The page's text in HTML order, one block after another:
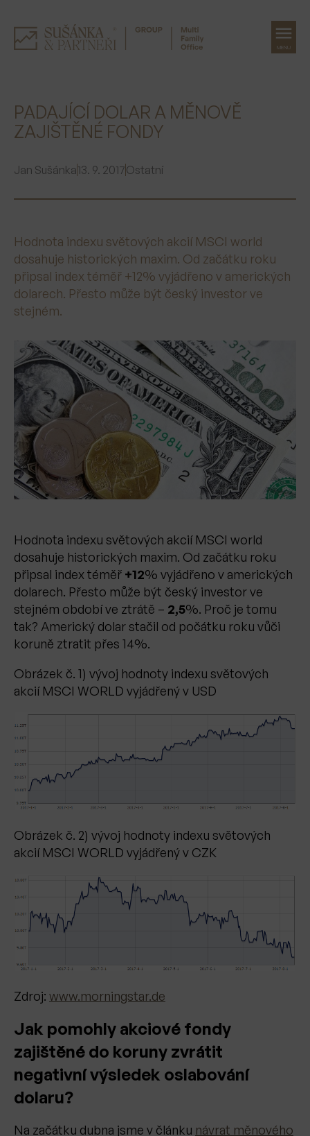
obsah
MENU
PADAJÍCÍ DOLAR A MĚNOVĚ
ZAJIŠTĚNÉ FONDY
Jan Sušánka13. 9. 2017Ostatní
Hodnota indexu světových akcií MSCI world
dosahuje historických maxim. Od začátku roku
připsal index téměř +12% vyjádřeno v amerických
dolarech. Přesto může být český investor ve
stejném.
Hodnota indexu světových akcií MSCI world
dosahuje historických maxim. Od začátku roku
připsal index téměř +12% vyjádřeno v amerických
dolarech. Přesto může být český investor ve
stejném období ve ztrátě – 2,5%. Proč je tomu
tak? Americký dolar stačil od počátku roku vůči
koruně ztratit přes 14%.
Obrázek č. 1) vývoj hodnoty indexu světových
akcií MSCI WORLD vyjádřený v USD
Obrázek č. 2) vývoj hodnoty indexu světových
akcií MSCI WORLD vyjádřený v CZK
Zdroj: www.morningstar.de
Jak pomohly akciové fondy
zajištěné do koruny zvrátit
negativní výsledek oslabování
dolaru?
Na začátku dubna jsme v článku návrat měnového